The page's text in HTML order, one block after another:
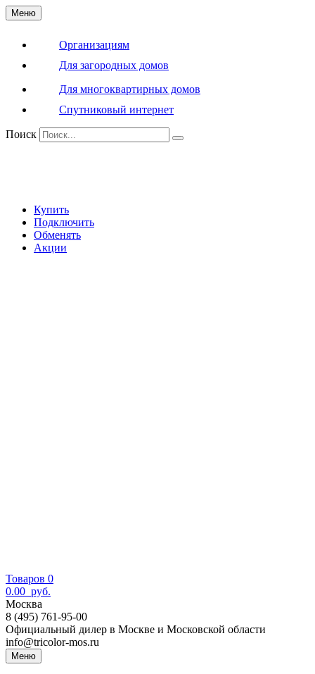
Меню
Организациям
Для загородных домов
Для многоквартирных домов
Спутниковый интернет
Поиск
Купить
Подключить
Обменять
Акции
Товаров 0
0.00 руб.
Москва
8 (495) 761-95-00
Официальный дилер в Москве и Московской области
info@tricolor-mos.ru
Меню